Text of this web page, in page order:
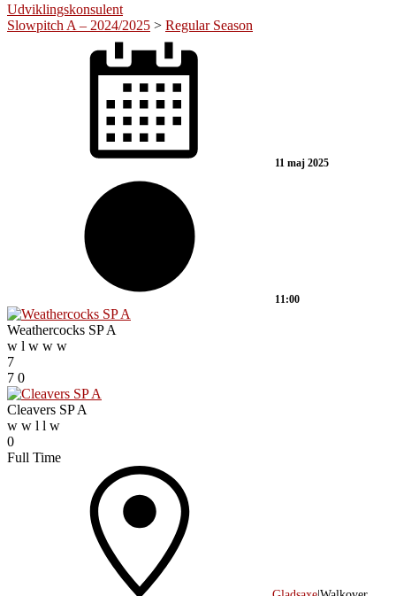
Udviklingskonsulent
Slowpitch A – 2024/2025 > Regular Season
11 maj 2025
11:00
Weathercocks SP A
w l w w w
7
7 0
Cleavers SP A
w w l l w
0
Full Time